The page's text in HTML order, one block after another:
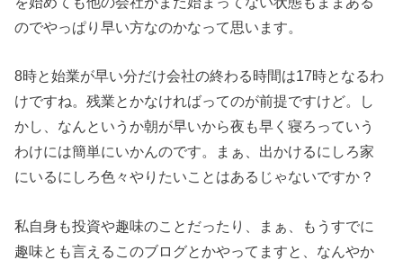
のでやっぱり早い方なのかなって思います。
8時と始業が早い分だけ会社の終わる時間は17時となるわ
けですね。残業とかなければってのが前提ですけど。し
かし、なんというか朝が早いから夜も早く寝ろっていう
わけには簡単にいかんのです。まぁ、出かけるにしろ家
にいるにしろ色々やりたいことはあるじゃないですか？
私自身も投資や趣味のことだったり、まぁ、もうすでに
趣味とも言えるこのブログとかやってますと、なんやか